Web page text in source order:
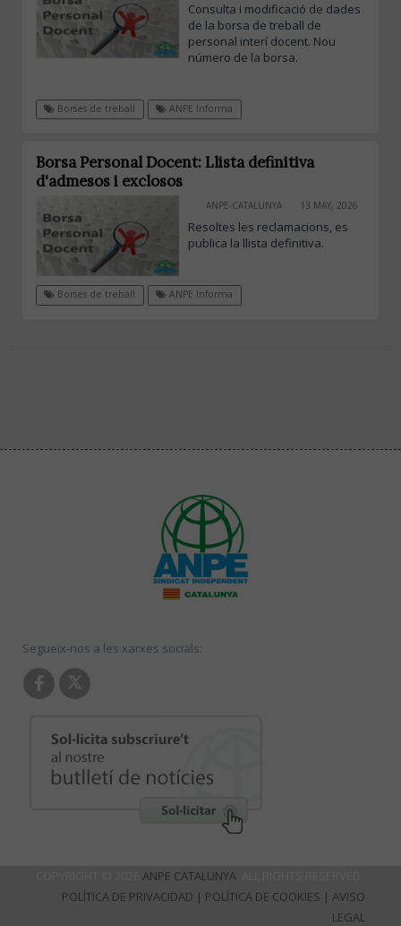
Consulta i modificació de dades
de la borsa de treball de
personal interí docent. Nou
número de la borsa.
Borses de treball ANPE Informa
Borsa Personal Docent: Llista definitiva
d'admesos i exclosos
ANPE-CATALUNYA 13 MAY, 2026
Resoltes les reclamacions, es
publica la llista definitiva.
Borses de treball ANPE Informa
Segueix-nos a les xarxes socials:
ANPE CATALUNYA
POLÍTICA DE PRIVACIDAD | POLÍTICA DE COOKIES | AVISO
LEGAL